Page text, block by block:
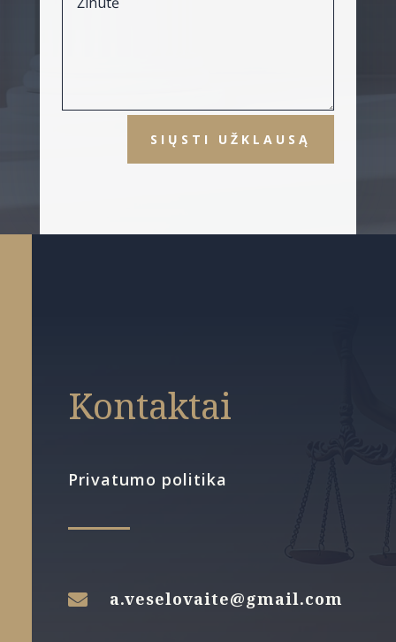
SIŲSTI UŽKLAUSĄ
Kontaktai
Privatumo politika
 a.veselovaite@gmail.com